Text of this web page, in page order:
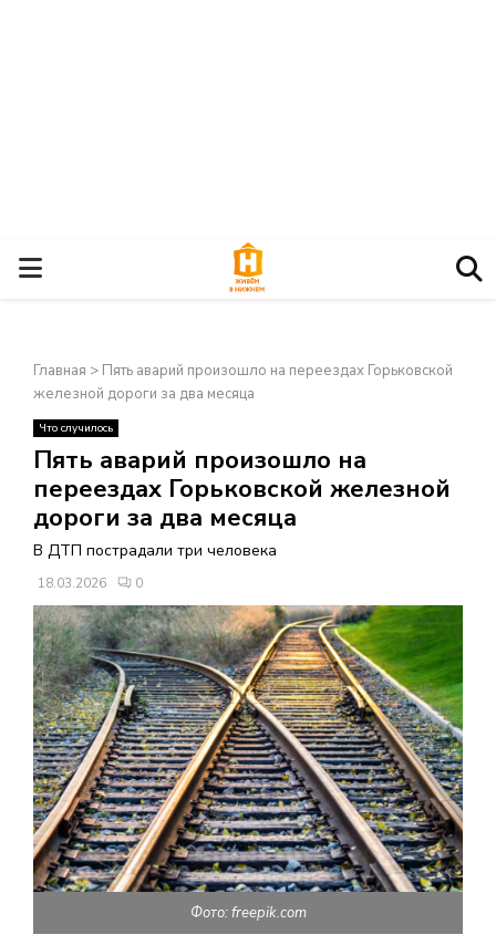
О
Н
О
В
Н
О
Е
М
Е
Н
Ю
Главная > Пять аварий произошло на переездах Горьковской
железной дороги за два месяца
Что случилось
Пять аварий произошло на
переездах Горьковской железной
дороги за два месяца
В ДТП пострадали три человека
18.03.2026 0
Фото: freepik.com